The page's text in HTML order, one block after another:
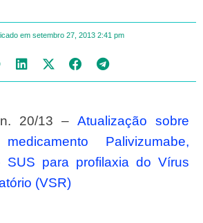
em setembro 27, 2013 2:41 pm
n. 20/13 – Atualização sobre
Palivizumabe,
SUS para profilaxia do Vírus
(VSR)